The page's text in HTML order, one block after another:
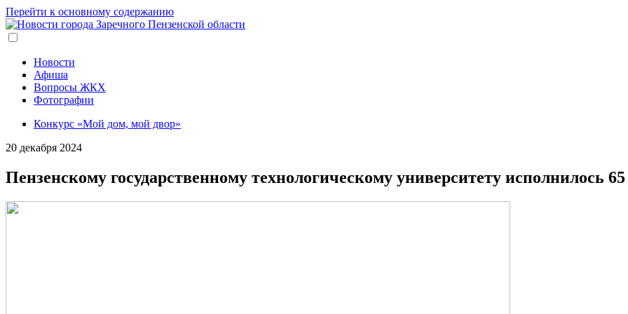
Перейти к основному содержанию
Новости
Афиша
Вопросы ЖКХ
Фотографии
Конкурс «Мой дом, мой двор»
20 декабря 2024
Пензенскому государственному технологическому университету исполнилось 65